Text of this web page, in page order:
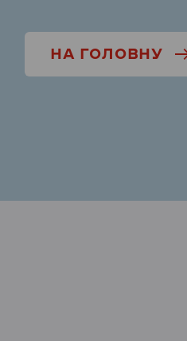
НА ГОЛОВНУ